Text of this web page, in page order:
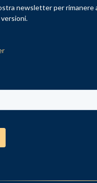
newsletter per rimanere